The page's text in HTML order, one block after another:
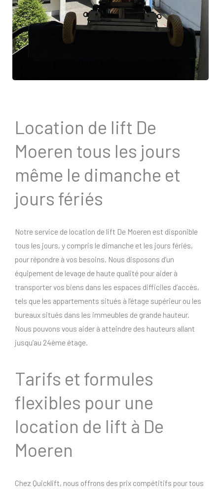
Location de lift De
Moeren tous les jours
même le dimanche et
jours fériés
Notre service de location de lift De Moeren est disponible
tous les jours, y compris le dimanche et les jours fériés,
pour répondre à vos besoins. Nous disposons d’un
équipement de levage de haute qualité pour aider à
transporter vos biens dans les espaces difficiles d’accès,
tels que les appartements situés à l’étage supérieur ou les
bureaux situés dans les immeubles de grande hauteur.
Nous pouvons vous aider à atteindre des hauteurs allant
jusqu’au 24ème étage.
Tarifs et formules
flexibles pour une
location de lift à De
Moeren
Chez Quicklift, nous offrons des prix compétitifs pour tous